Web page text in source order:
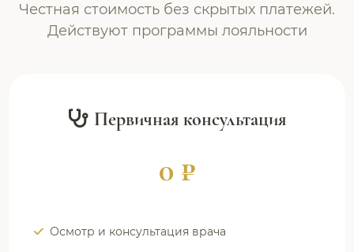
Честная стоимость без скрытых платежей.
Действуют программы лояльности
Первичная консультация
0 ₽
Осмотр и консультация врача